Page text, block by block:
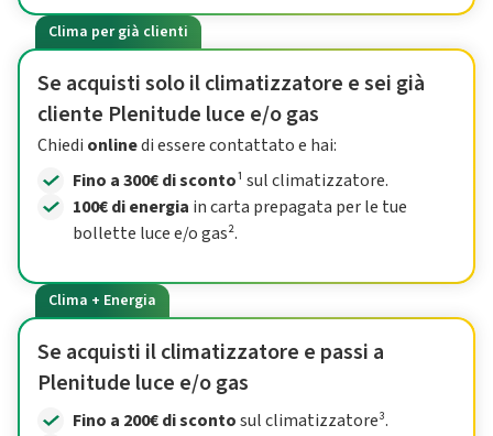
Clima per già clienti
Se acquisti solo il climatizzatore e sei già
cliente Plenitude luce e/o gas
Chiedi onlinedi essere contattato e hai:
Fino a 300€ di sconto¹ sul climatizzatore.
100€ di energia in carta prepagata per le tue
bollette luce e/o gas².
Clima + Energia
Se acquisti il climatizzatore e passi a
Plenitude luce e/o gas
Fino a 200€ di scontosul climatizzatore³.